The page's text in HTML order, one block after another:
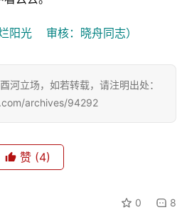
阳光    审核：晓舟同志）
河立场，如若转载，请注明出处：
archives/94292
赞 (4)
0 8